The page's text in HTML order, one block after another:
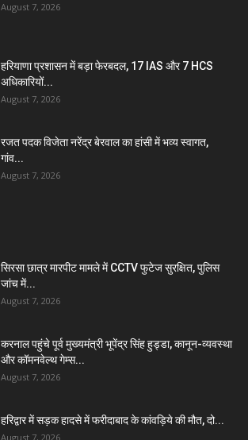
August 7, 2026
हरियाणा प्रशासन में बड़ा फेरबदल, 17 IAS और 7 HCS
अधिकारियों...
August 7, 2026
रजत पदक विजेता नरेंद्र बेरवाल का हांसी में भव्य स्वागत,
गांव...
August 7, 2026
सिरसा छात्र मारपीट मामले में CCTV फुटेज सुरक्षित, पुलिस
जांच में...
August 7, 2026
करनाल पहुंचे पूर्व मुख्यमंत्री भूपेंद्र सिंह हुड्डा, कानून-व्यवस्था
और कॉमनवेल्थ गेम्स...
August 7, 2026
हरिद्वार में सड़क हादसे में फरीदाबाद के कांवड़िये की मौत, दो...
August 7, 2026